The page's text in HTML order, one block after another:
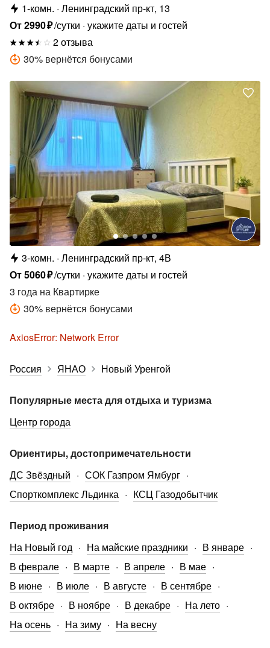
1-комн. Ленинградский пр-кт, 13
От2990₽/сутки укажите даты и гостей
2 отзыва
30% вернётся бонусами
3-комн. Ленинградский пр-кт, 4В
От5060₽/сутки укажите даты и гостей
3 года на Квартирке
30% вернётся бонусами
AxiosError: Network Error
Россия ЯНАО Новый Уренгой
Популярные места для отдыха и туризма
Центр города
Ориентиры, достопримечательности
ДС Звёздный
СОК Газпром Ямбург
Спорткомплекс Льдинка
КСЦ Газодобытчик
Период проживания
На Новый год
На майские праздники
В январе
В феврале
В марте В апреле
В мае
В июне
В июле В августе
В сентябре
В октябре
В ноябре В декабре
На лето
На осень
На зиму На весну